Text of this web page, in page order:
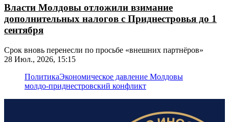
Власти Молдовы отложили взимание
дополнительных налогов с Приднестровья до 1
сентября
Срок вновь перенесли по просьбе «внешних партнёров»
28 Июл., 2026, 15:15
ПолитикаЭкономическое давление Молдовы
молдо-приднестровский конфликт